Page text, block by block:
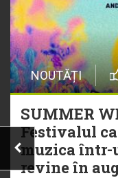
NOUTĂȚI
SUMMER
Festivalul
muzica într-
revine în